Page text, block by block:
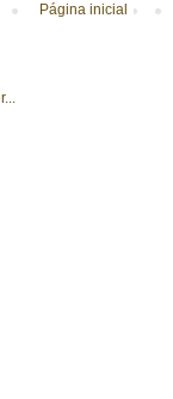
Página inicial